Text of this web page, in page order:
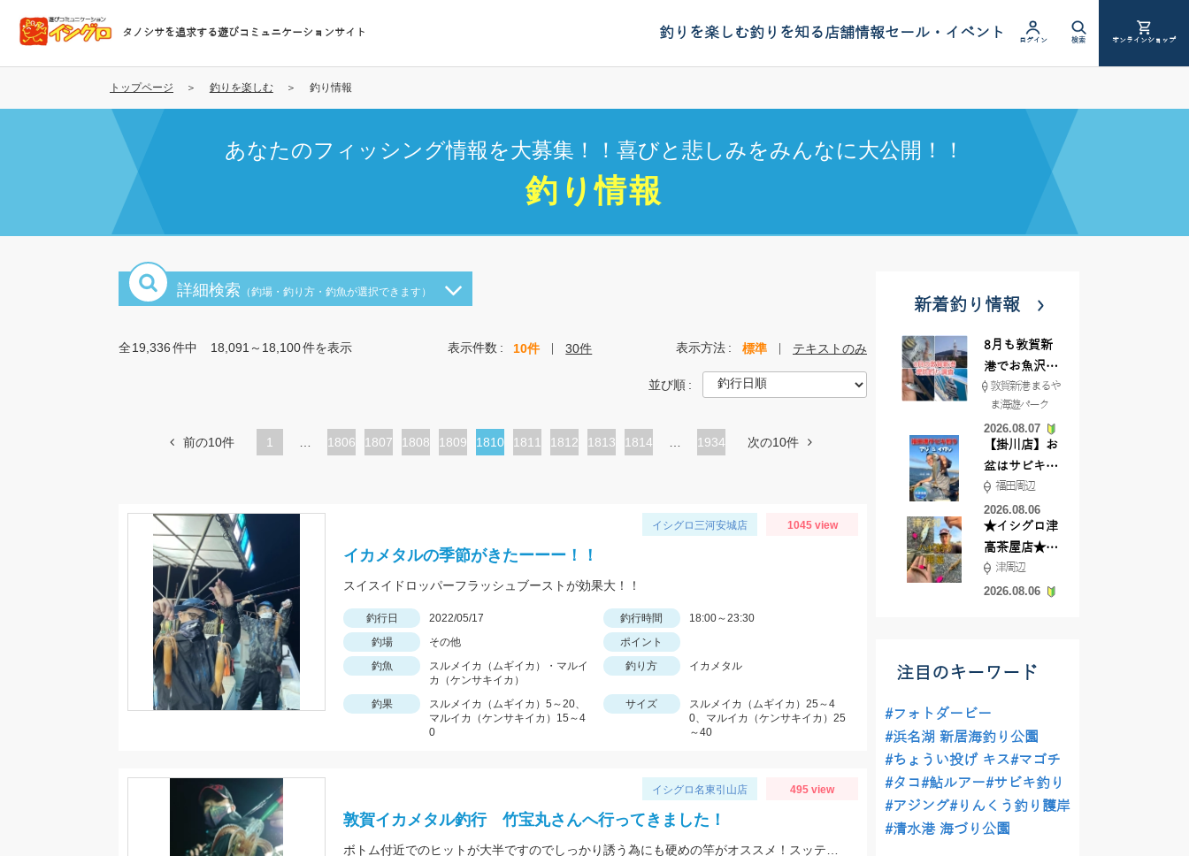
コ
テ
タノシサを追求する遊びコミュニケーションサイト 釣りを楽しむ釣りを知る店舗情報セール・イベント ログイン 検索 オンラインショップ
トップページ 釣りを楽しむ 釣り情報
あなたのフィッシング情報を大募集！！喜びと悲しみをみんなに大公開！！
釣り情報
詳細検索 （釣場・釣り方・釣魚が選択できます）
全19,336件中 18,091～18,100件を表示 表示件数 10件 30件 表示方法 標準 テキストのみ
並び順
前の10件 1
ペ
1806
ペ
1807
ペ
1808
ペ
1809
カ
ペ
1810
ペ
1811
ペ
1812
ペ
1813
ペ
1814 1934 次の10件
イシグロ三河安城店 1045 view
イカメタルの季節がきたーーー！！
スイスイドロッパーフラッシュブーストが効果大！！
釣行日 2022/05/17 釣行時間
18:00～23:30
釣場
その他
ポイント
釣魚
スルメイカ（ムギイカ）・マルイ
カ（ケンサキイカ）
釣り方 イカメタル
釣果
スルメイカ（ムギイカ）5～20、
マルイカ（ケンサキイカ）15～4
0
サイズ
スルメイカ（ムギイカ）25～4
0、マルイカ（ケンサキイカ）25
～40
イシグロ名東引山店 495 view
敦賀イカメタル釣行 竹宝丸さんへ行ってきました！
新着釣り情報
8月も敦賀新
港でお魚沢山
♪ イシグロ彦
根店
敦賀新港 まるや
ま海遊パーク
2026.08.07
【掛川店】お
盆はサビキ釣
りいきません
か?
福田周辺
2026.08.06
★イシグロ津
高茶屋店★津
近郊ハゼ釣れ
てます！
津周辺
2026.08.06
注目のキーワード
#フォトダービー
#浜名湖 新居海釣り公園
#ちょうい投げ キス#マゴチ
#タコ#鮎ルアー#サビキ釣り
#アジング#りんくう釣り護岸
#清水港 海づり公園